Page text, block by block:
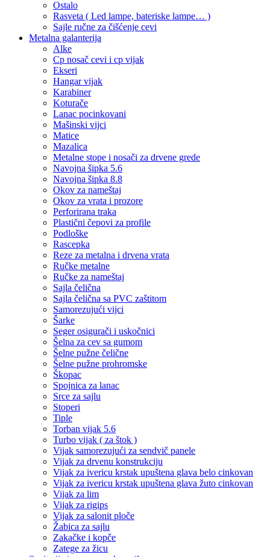
Ostalo
Rasveta ( Led lampe, bateriske lampe… )
Sajle ručne za čišćenje cevi
Metalna galanterija
Alke
Cp nosač cevi i cp vijak
Ekseri
Hangar vijak
Karabiner
Koturače
Lanac pocinkovani
Mašinski vijci
Matice
Mazalica
Metalne stope i nosači za drvene grede
Navojna šipka 5.6
Navojna šipka 8.8
Okov za nameštaj
Okov za vrata i prozore
Perforirana traka
Plastični čepovi za profile
Podloške
Rascepka
Reze za metalna i drvena vrata
Ručke metalne
Ručke za nameštaj
Sajla čelična
Sajla čelična sa PVC zaštitom
Samorezujući vijci
Šarke
Seger osigurači i uskočnici
Šelna za cev sa gumom
Šelne pužne čelične
Šelne pužne prohromske
Škopac
Spojnica za lanac
Srce za sajlu
Stoperi
Tiple
Torban vijak 5.6
Turbo vijak ( za štok )
Vijak samorezujući za sendvič panele
Vijak za drvenu konstrukciju
Vijak za ivericu krstak upuštena glava belo cinkovan
Vijak za ivericu krstak upuštena glava žuto cinkovan
Vijak za lim
Vijak za rigips
Vijak za salonit ploče
Žabica za sajlu
Zakačke i kopče
Zatege za žicu